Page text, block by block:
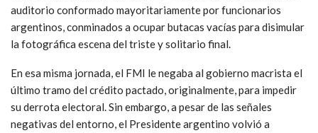
auditorio conformado mayoritariamente por funcionarios
argentinos, conminados a ocupar butacas vacías para disimular
la fotográfica escena del triste y solitario final.
En esa misma jornada, el FMI le negaba al gobierno macrista el
último tramo del crédito pactado, originalmente, para impedir
su derrota electoral. Sin embargo, a pesar de las señales
negativas del entorno, el Presidente argentino volvió a